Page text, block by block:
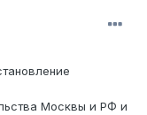
Москвы и РФ и